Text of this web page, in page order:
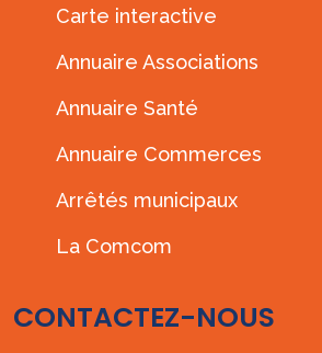
Carte interactive
Annuaire Associations
Annuaire Santé
Annuaire Commerces
Arrêtés municipaux
La Comcom
CONTACTEZ-NOUS